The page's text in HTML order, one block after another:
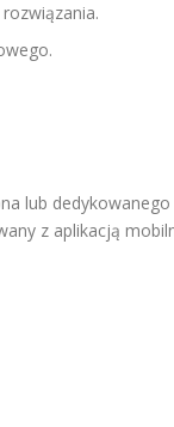
lub dedykowanego
z aplikacją